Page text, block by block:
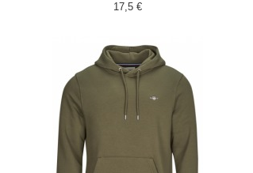
17,5 €